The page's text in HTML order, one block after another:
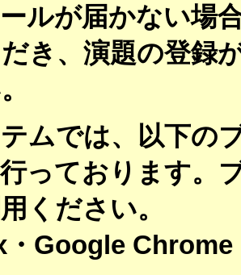
ルが届かない場
き、演題の登録
ムでは、以下の
っております。
ください。
Google